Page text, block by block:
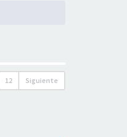
12 Siguiente